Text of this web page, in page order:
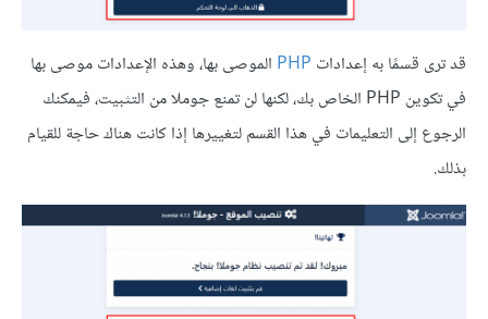
قد ترى قسمًا به إعدادات PHP الموصى بها، وهذه الإعدادات موصى بها
في تكوين PHP الخاص بك، لكنها لن تمنع جوملا من التثبيت، فيمكنك
الرجوع إلى التعليمات في هذا القسم لتغييرها إذا كانت هناك حاجة للقيام
بذلك.